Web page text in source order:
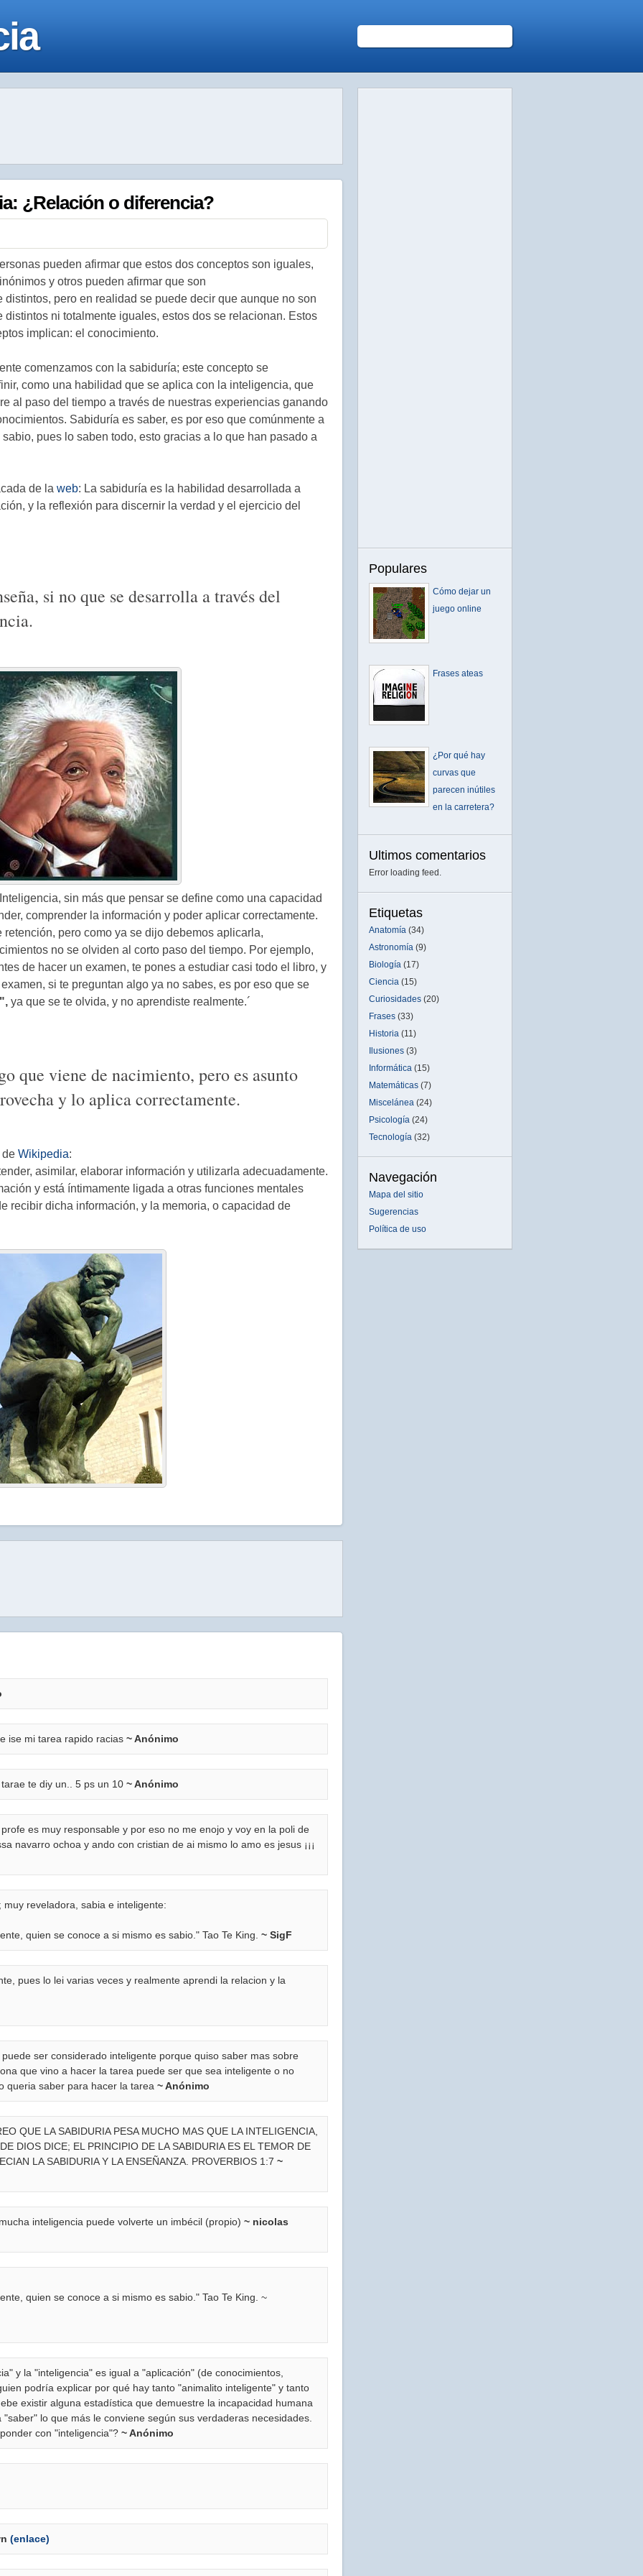
¿Relación o diferencia?
pueden afirmar que estos dos conceptos son iguales,
y otros pueden afirmar que son
distintos, pero en realidad se puede decir que aunque no son
distintos ni totalmente iguales, estos dos se relacionan. Estos
implican: el conocimiento.
comenzamos con la sabiduría; este concepto se
como una habilidad que se aplica con la inteligencia, que
al paso del tiempo a través de nuestras experiencias ganando
Sabiduría es saber, es por eso que comúnmente a
pues lo saben todo, esto gracias a lo que han pasado a
de la web: La sabiduría es la habilidad desarrollada a
y la reflexión para discernir la verdad y el ejercicio del
si no que se desarrolla a través del
sin más que pensar se define como una capacidad
comprender la información y poder aplicar correctamente.
pero como ya se dijo debemos aplicarla,
no se olviden al corto paso del tiempo. Por ejemplo,
de hacer un examen, te pones a estudiar casi todo el libro, y
si te preguntan algo ya no sabes, es por eso que se
ya que se te olvida, y no aprendiste realmente.´
que viene de nacimiento, pero es asunto
y lo aplica correctamente.
de Wikipedia:
asimilar, elaborar información y utilizarla adecuadamente.
y está íntimamente ligada a otras funciones mentales
recibir dicha información, y la memoria, o capacidad de
ise mi tarea rapido racias ~ Anónimo
te diy un.. 5 ps un 10 ~ Anónimo
es muy responsable y por eso no me enojo y voy en la poli de
navarro ochoa y ando con cristian de ai mismo lo amo es jesus ¡¡¡
reveladora, sabia e inteligente:
quien se conoce a si mismo es sabio." Tao Te King. ~ SigF
pues lo lei varias veces y realmente aprendi la relacion y la
ser considerado inteligente porque quiso saber mas sobre
que vino a hacer la tarea puede ser que sea inteligente o no
queria saber para hacer la tarea ~ Anónimo
QUE LA SABIDURIA PESA MUCHO MAS QUE LA INTELIGENCIA,
DIOS DICE; EL PRINCIPIO DE LA SABIDURIA ES EL TEMOR DE
LA SABIDURIA Y LA ENSEÑANZA. PROVERBIOS 1:7 ~
inteligencia puede volverte un imbécil (propio) ~ nicolas
quien se conoce a si mismo es sabio." Tao Te King. ~
y la "inteligencia" es igual a "aplicación" (de conocimientos,
podría explicar por qué hay tanto "animalito inteligente" y tanto
existir alguna estadística que demuestre la incapacidad humana
lo que más le conviene según sus verdaderas necesidades.
con "inteligencia"? ~ Anónimo
(enlace)
Populares
Cómo dejar un
juego online
Frases ateas
¿Por qué hay
curvas que
parecen inútiles
en la carretera?
Ultimos comentarios
Error loading feed.
Etiquetas
Anatomía (34)
Astronomía (9)
Biología (17)
Ciencia (15)
Curiosidades (20)
Frases (33)
Historia (11)
Ilusiones (3)
Informática (15)
Matemáticas (7)
Miscelánea (24)
Psicología (24)
Tecnología (32)
Navegación
Mapa del sitio
Sugerencias
Política de uso